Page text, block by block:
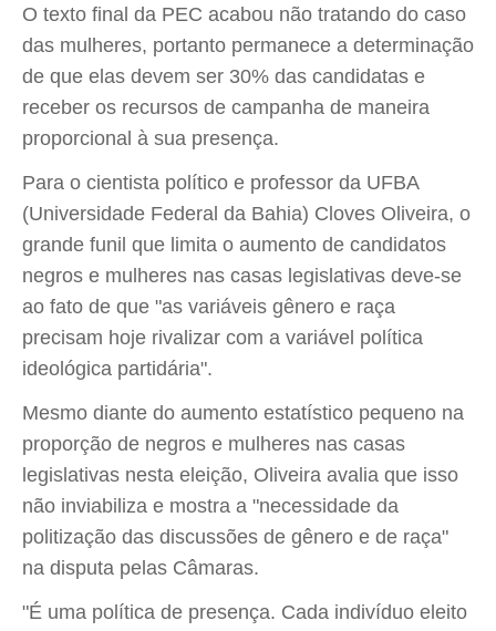
O texto final da PEC acabou não tratando do caso
das mulheres, portanto permanece a determinação
de que elas devem ser 30% das candidatas e
receber os recursos de campanha de maneira
proporcional à sua presença.
Para o cientista político e professor da UFBA
(Universidade Federal da Bahia) Cloves Oliveira, o
grande funil que limita o aumento de candidatos
negros e mulheres nas casas legislativas deve-se
ao fato de que "as variáveis gênero e raça
precisam hoje rivalizar com a variável política
ideológica partidária".
Mesmo diante do aumento estatístico pequeno na
proporção de negros e mulheres nas casas
legislativas nesta eleição, Oliveira avalia que isso
não inviabiliza e mostra a "necessidade da
politização das discussões de gênero e de raça"
na disputa pelas Câmaras.
"É uma política de presença. Cada indivíduo eleito